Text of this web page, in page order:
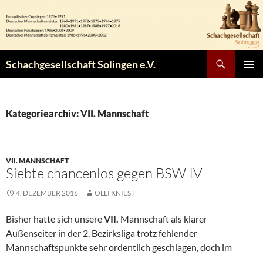
Inhalt
springen
Schachgesellschaft Solingen e.V.
Kategoriearchiv: VII. Mannschaft
VII. MANNSCHAFT
Siebte chancenlos gegen BSW IV
4. DEZEMBER 2016 OLLI KNIEST
Bisher hatte sich unsereVII. Mannschaft als klarer
Außenseiter in der 2. Bezirksliga trotz fehlender
Mannschaftspunkte sehr ordentlich geschlagen, doch im